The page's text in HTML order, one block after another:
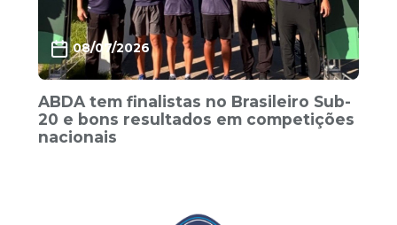
08/07/2026
ABDA tem finalistas no Brasileiro Sub-
20 e bons resultados em competições
nacionais